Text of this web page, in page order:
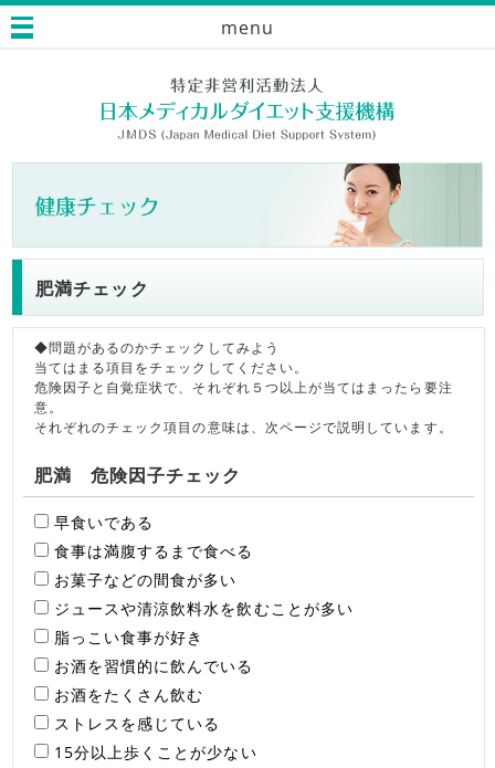
menu
肥満チェック
◆問題があるのかチェックしてみよう
当てはまる項目をチェックしてください。
危険因子と自覚症状で、それぞれ５つ以上が当てはまったら要注
意。
それぞれのチェック項目の意味は、次ページで説明しています。
肥満 危険因子チェック
早食いである
食事は満腹するまで食べる
お菓子などの間食が多い
ジュースや清涼飲料水を飲むことが多い
脂っこい食事が好き
お酒を習慣的に飲んでいる
お酒をたくさん飲む
ストレスを感じている
15分以上歩くことが少ない